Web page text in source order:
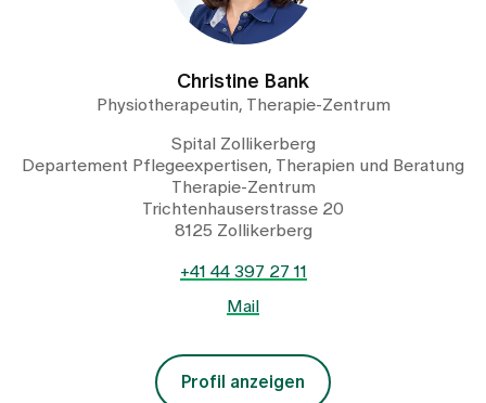
Christine Bank
Physiotherapeutin, Therapie-Zentrum
Spital Zollikerberg
Departement Pflegeexpertisen, Therapien und Beratung
Therapie-Zentrum
Trichtenhauserstrasse 20
8125 Zollikerberg
+41 44 397 27 11
Mail
Profil anzeigen